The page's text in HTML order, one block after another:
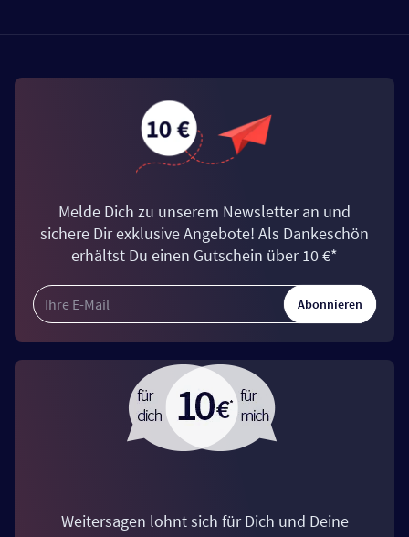
Melde Dich zu unserem Newsletter an und
sichere Dir exklusive Angebote! Als Dankeschön
erhältst Du einen Gutschein über 10 €*
Abonnieren
Weitersagen lohnt sich für Dich und Deine